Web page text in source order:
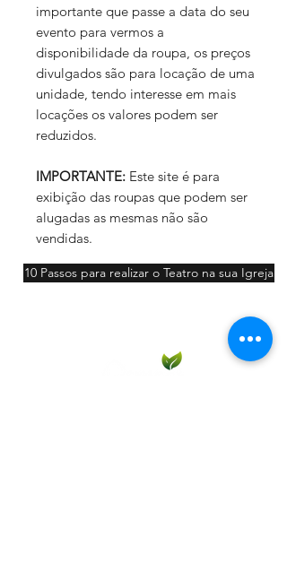
importante que passe a data do seu
evento para vermos a
disponibilidade da roupa, os preços
divulgados são para locação de uma
unidade, tendo interesse em mais
locações os valores podem ser
reduzidos.
IMPORTANTE: Este site é para
exibição das roupas que podem ser
alugadas as mesmas não são
vendidas.
10 Passos para realizar o Teatro na sua Igreja